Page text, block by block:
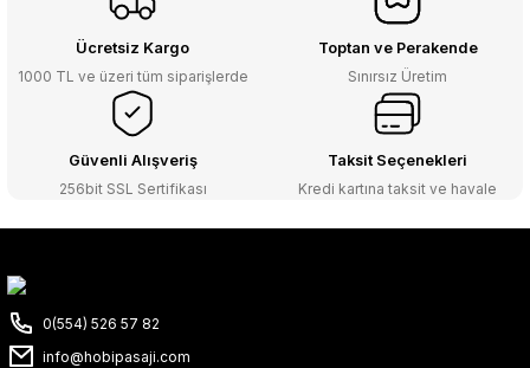
Ücretsiz Kargo
1000 TL ve üzeri tüm siparişlerde
Toptan ve Perakende
Sınırsız Üretim
Güvenli Alışveriş
256bit SSL Sertifikası
Taksit Seçenekleri
Kredi kartına taksit ve havale
0(554) 526 57 82
info@hobipasaji.com